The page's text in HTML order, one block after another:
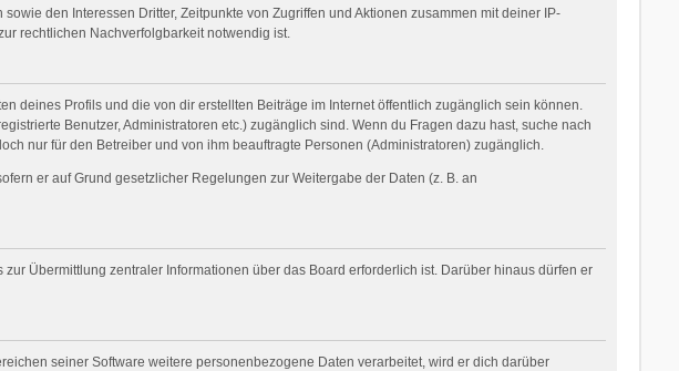
den Interessen Dritter, Zeitpunkte von Zugriffen und Aktionen zusammen mit deiner IP-
rechtlichen Nachverfolgbarkeit notwendig ist.
deines Profils und die von dir erstellten Beiträge im Internet öffentlich zugänglich sein können.
Benutzer, Administratoren etc.) zugänglich sind. Wenn du Fragen dazu hast, suche nach
nur für den Betreiber und von ihm beauftragte Personen (Administratoren) zugänglich.
er auf Grund gesetzlicher Regelungen zur Weitergabe der Daten (z. B. an
Übermittlung zentraler Informationen über das Board erforderlich ist. Darüber hinaus dürfen er
seiner Software weitere personenbezogene Daten verarbeitet, wird er dich darüber